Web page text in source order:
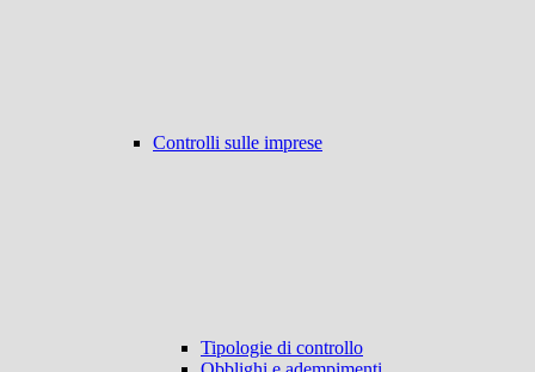
Controlli sulle imprese
Tipologie di controllo